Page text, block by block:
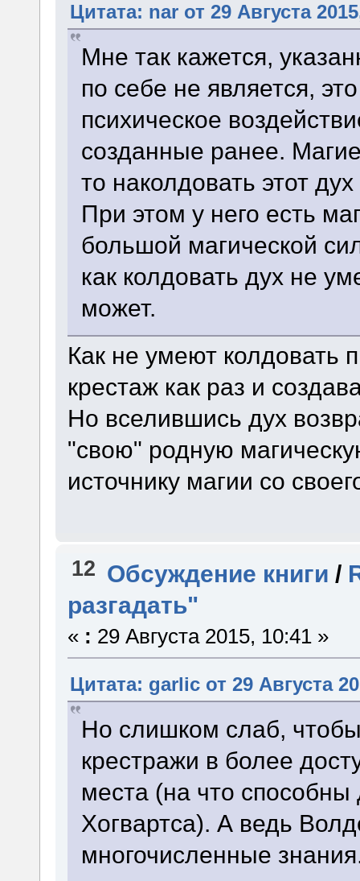
Цитата: nar от 29 Августа
Мне так кажется,
по себе не является,
психическое
созданные ранее.
то наколдовать этот
При этом у него есть
большой магической
как колдовать дух не
может.
Как не умеют колдовать
крестаж как раз и
Но вселившись дух
"свою" родную
источнику магии со
12 Обсуждение книги /
разгадать"
« : 29 Августа 2015, 10:41 »
Цитата: garlic от 29 Августа
Но слишком слаб,
крестражи в более
места (на что способны
Хогвартса). А ведь
многочисленные